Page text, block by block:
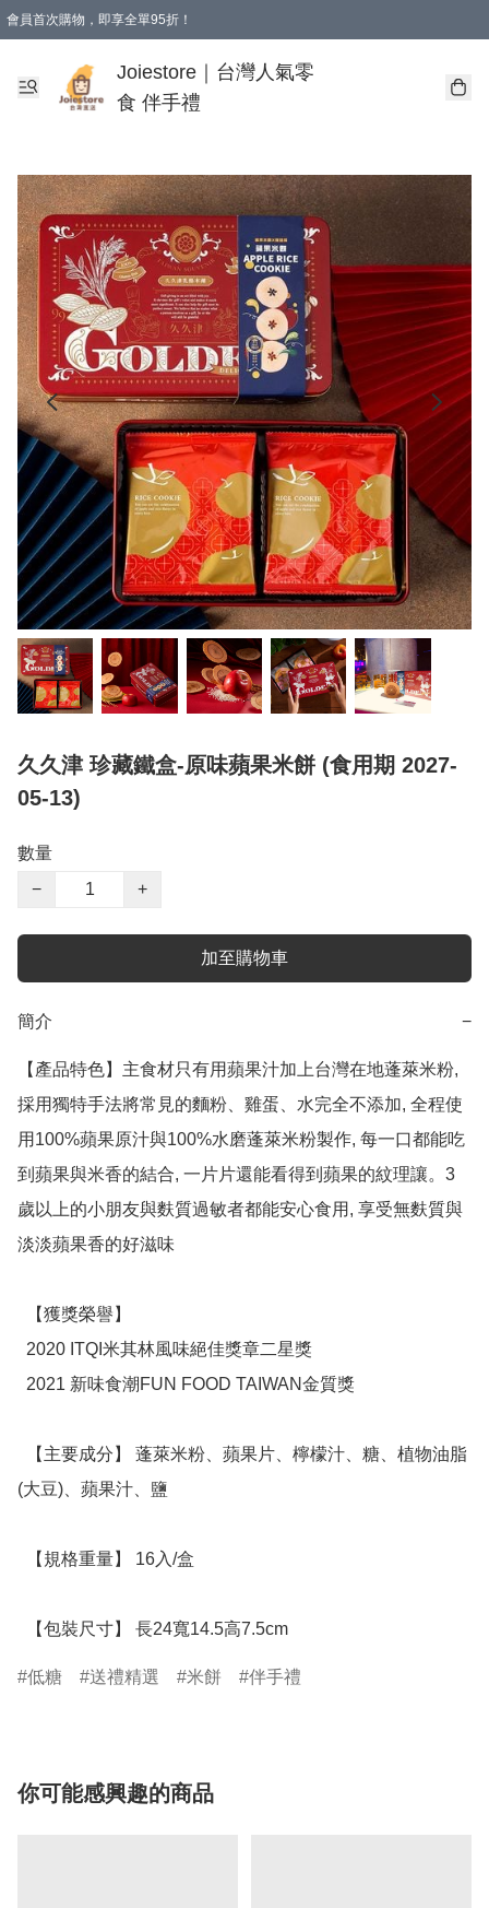
會員首次購物，即享全單95折！
購物滿 HKD 350.00即享免運費優惠！（適用於 本地送貨、本地取貨 )
Joiestore｜台灣人氣零
食 伴手禮
久久津 珍藏鐵盒-原味蘋果米餅 (食用期 2027-
05-13)
數量
−
+
加至購物車
簡介 −
【產品特色】主食材只有用蘋果汁加上台灣在地蓬萊米粉,
採用獨特手法將常見的麵粉、雞蛋、水完全不添加, 全程使
用100%蘋果原汁與100%水磨蓬萊米粉製作, 每一口都能吃
到蘋果與米香的結合, 一片片還能看得到蘋果的紋理讓。3
歲以上的小朋友與麩質過敏者都能安心食用, 享受無麩質與
淡淡蘋果香的好滋味
(大豆)、蘋果汁、鹽
  【包裝尺寸】 長24寬14.5高7.5cm
低糖 送禮精選 米餅 伴手禮
你可能感興趣的商品